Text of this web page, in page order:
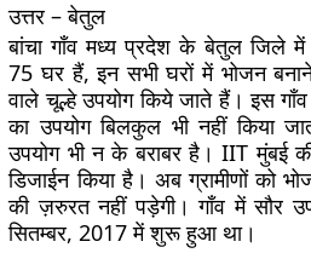
उत्तर – बेतुल
बांचा गाँव मध्य प्रदेश के बेतुल जिले
75 घर हैं, इन सभी घरों में भोजन
वाले चूल्हे उपयोग किये जाते हैं। इस
का उपयोग बिलकुल भी नहीं किया
उपयोग भी न के बराबर है। IIT मुंबई
डिजाईन किया है। अब ग्रामीणों को
की ज़रुरत नहीं पड़ेगी। गाँव में सौर
सितम्बर, 2017 में शुरू हुआ था।